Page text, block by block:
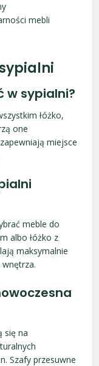
mebli
w sypialni?
łóżko,
one
miejsce
meble do
albo łóżko z
maksymalnie
się na
Szafy przesuwne